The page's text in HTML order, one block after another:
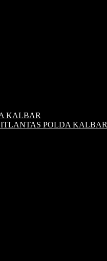
KALBAR
POLDA KALBAR